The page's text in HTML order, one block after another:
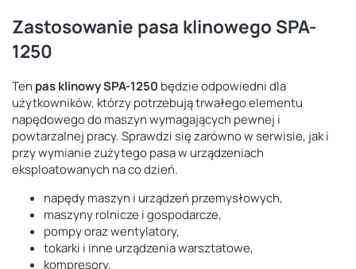
Zastosowanie pasa klinowego SPA-
1250
Ten pas klinowy SPA-1250 będzie odpowiedni dla
użytkowników, którzy potrzebują trwałego elementu
napędowego do maszyn wymagających pewnej i
powtarzalnej pracy. Sprawdzi się zarówno w serwisie, jak i
przy wymianie zużytego pasa w urządzeniach
eksploatowanych na co dzień.
napędy maszyn i urządzeń przemysłowych,
maszyny rolnicze i gospodarcze,
pompy oraz wentylatory,
tokarki i inne urządzenia warsztatowe,
kompresory,